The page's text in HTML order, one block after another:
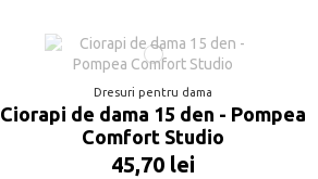
Dresuri pentru dama
Ciorapi de dama 15 den - Pompea
Comfort Studio
45,70 lei